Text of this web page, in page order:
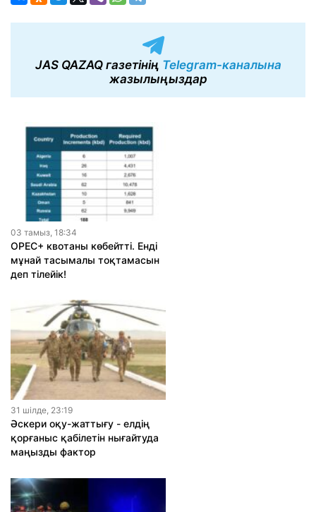
JAS QAZAQ газетінің Telegram-каналына
жазылыңыздар
03 тамыз, 18:34
OPEC+ квотаны көбейтті. Енді
мұнай тасымалы тоқтамасын
деп тілейік!
31 шiлде, 23:19
Әскери оқу-жаттығу - елдің
қорғаныс қабілетін нығайтуда
маңызды фактор